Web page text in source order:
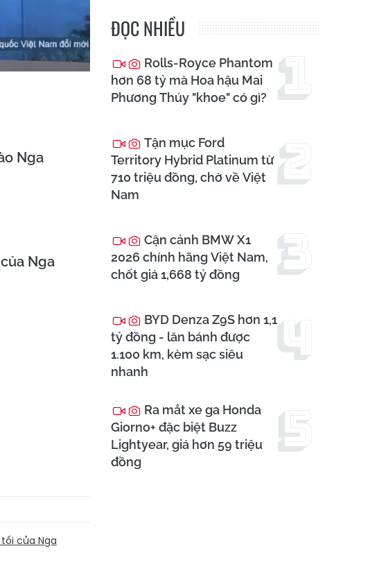
Nga
Nga
của Nga
ĐỌC NHIỀU
Rolls-Royce Phantom
hơn 68 tỷ mà Hoa hậu Mai
Phương Thúy "khoe" có gì?
Tận mục Ford
Territory Hybrid Platinum từ
710 triệu đồng, chờ về Việt
Nam
Cận cảnh BMW X1
2026 chính hãng Việt Nam,
chốt giá 1,668 tỷ đồng
BYD Denza Z9S hơn 1,1
tỷ đồng - lăn bánh được
1.100 km, kèm sạc siêu
nhanh
Ra mắt xe ga Honda
Giorno+ đặc biệt Buzz
Lightyear, giá hơn 59 triệu
đồng